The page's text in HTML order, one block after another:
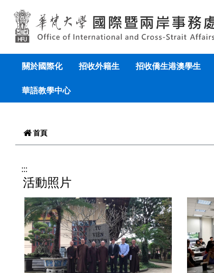
關於國際化 招收外籍生 招收僑生港澳學生
華語教學中心
首頁
:::
活動照片